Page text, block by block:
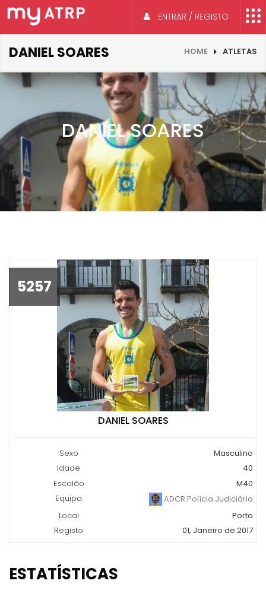
ENTRAR / REGISTO
DANIEL SOARES HOME ATLETAS
DANIEL SOARES
5257
DANIEL SOARES
Sexo
Masculino
Idade
40
Escalão
M40
Equipa
ADCR Polícia Judiciária
Local
Porto
Registo
01, Janeiro de 2017
ESTATÍSTICAS